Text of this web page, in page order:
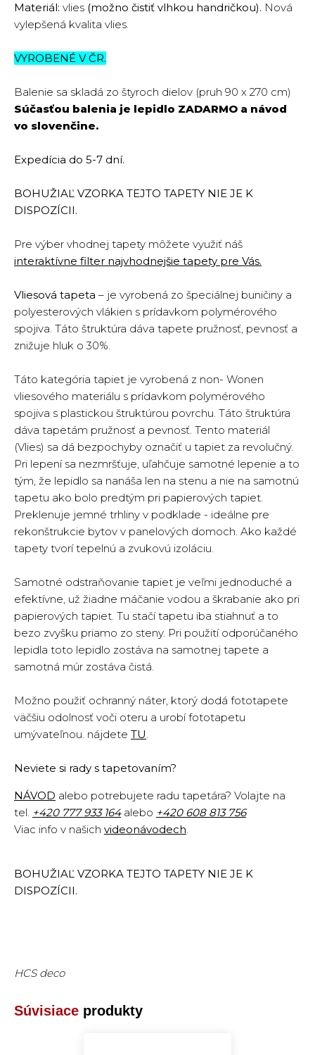
Materiál: vlies (možno čistiť vlhkou handričkou). Nová
vylepšená kvalita vlies.
VYROBENÉ V ČR.
Balenie sa skladá zo štyroch dielov (pruh 90 x 270 cm)
Súčasťou balenia je lepidlo ZADARMO a návod
vo slovenčine.
Expedícia do 5-7 dní.
BOHUŽIAĽ VZORKA TEJTO TAPETY NIE JE K
DISPOZÍCII.
Pre výber vhodnej tapety môžete využiť náš
interaktívne filter najvhodnejšie tapety pre Vás.
Vliesová tapeta – je vyrobená zo špeciálnej buničiny a
polyesterových vlákien s prídavkom polymérového
spojiva. Táto štruktúra dáva tapete pružnosť, pevnosť a
znižuje hluk o 30%.
Táto kategória tapiet je vyrobená z non- Wonen
vliesového materiálu s prídavkom polymérového
spojiva s plastickou štruktúrou povrchu. Táto štruktúra
dáva tapetám pružnosť a pevnosť. Tento materiál
(Vlies) sa dá bezpochyby označiť u tapiet za revolučný.
Pri lepení sa nezmršťuje, uľahčuje samotné lepenie a to
tým, že lepidlo sa nanáša len na stenu a nie na samotnú
tapetu ako bolo predtým pri papierových tapiet.
Preklenuje jemné trhliny v podklade - ideálne pre
rekonštrukcie bytov v panelových domoch. Ako každé
tapety tvorí tepelnú a zvukovú izoláciu.
Samotné odstraňovanie tapiet je veľmi jednoduché a
efektívne, už žiadne máčanie vodou a škrabanie ako pri
papierových tapiet. Tu stačí tapetu iba stiahnuť a to
bezo zvyšku priamo zo steny. Pri použití odporúčaného
lepidla toto lepidlo zostáva na samotnej tapete a
samotná múr zostáva čistá.
Možno použiť ochranný náter, ktorý dodá fototapete
väčšiu odolnosť voči oteru a urobí fototapetu
umývateľnou. nájdete TU.
Neviete si rady s tapetovaním?
NÁVOD alebo potrebujete radu tapetára? Volajte na
tel. +420 777 933 164alebo +420 608 813 756
Viac info v našich videonávodech.
BOHUŽIAĽ VZORKA TEJTO TAPETY NIE JE K
DISPOZÍCII.
HCS deco
Súvisiace produkty